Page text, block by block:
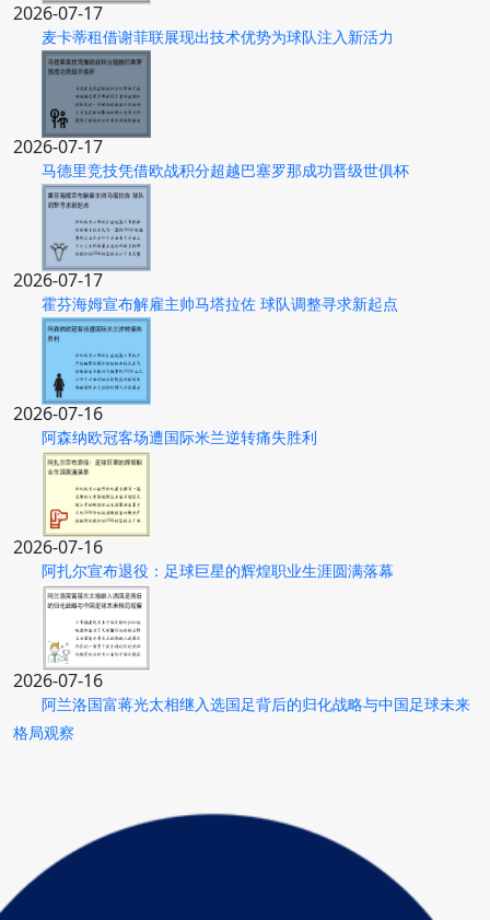
2026-07-17
麦卡蒂租借谢菲联展现出技术优势为球队注入新活力
2026-07-17
马德里竞技凭借欧战积分超越巴塞罗那成功晋级世俱杯
2026-07-17
霍芬海姆宣布解雇主帅马塔拉佐 球队调整寻求新起点
2026-07-16
阿森纳欧冠客场遭国际米兰逆转痛失胜利
2026-07-16
阿扎尔宣布退役：足球巨星的辉煌职业生涯圆满落幕
2026-07-16
阿兰洛国富蒋光太相继入选国足背后的归化战略与中国足球未来
格局观察